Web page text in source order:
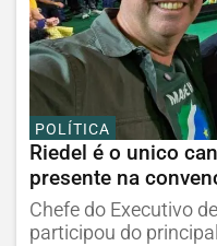
POLÍTICA
Riedel é o unico
presente na
Chefe do Executivo
participou do